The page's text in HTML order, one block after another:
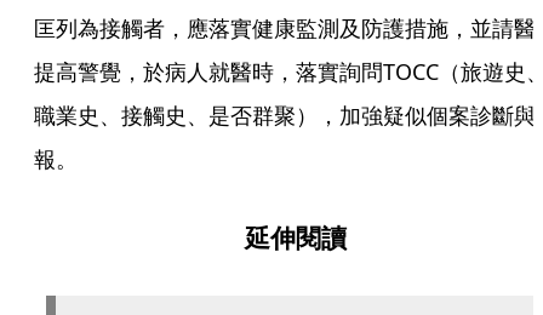
匡列為接觸者，應落實健康監測及防護措施，並請醫
提高警覺，於病人就醫時，落實詢問TOCC（旅遊史
職業史、接觸史、是否群聚），加強疑似個案診斷與
報。
延伸閱讀